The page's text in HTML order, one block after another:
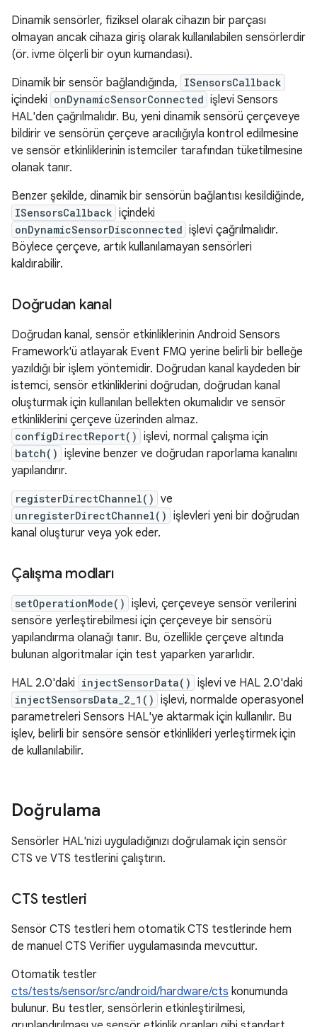
Dinamik sensörler, fiziksel olarak cihazın bir parçası
olmayan ancak cihaza giriş olarak kullanılabilen sensörlerdir
(ör. ivme ölçerli bir oyun kumandası).
Dinamik bir sensör bağlandığında, ISensorsCallback
içindeki onDynamicSensorConnected işlevi Sensors
HAL'den çağrılmalıdır. Bu, yeni dinamik sensörü çerçeveye
bildirir ve sensörün çerçeve aracılığıyla kontrol edilmesine
ve sensör etkinliklerinin istemciler tarafından tüketilmesine
olanak tanır.
Benzer şekilde, dinamik bir sensörün bağlantısı kesildiğinde,
ISensorsCallback içindeki
onDynamicSensorDisconnected işlevi çağrılmalıdır.
Böylece çerçeve, artık kullanılamayan sensörleri
kaldırabilir.
Doğrudan kanal
Doğrudan kanal, sensör etkinliklerinin Android Sensors
Framework'ü atlayarak Event FMQ yerine belirli bir belleğe
yazıldığı bir işlem yöntemidir. Doğrudan kanal kaydeden bir
istemci, sensör etkinliklerini doğrudan, doğrudan kanal
oluşturmak için kullanılan bellekten okumalıdır ve sensör
etkinliklerini çerçeve üzerinden almaz.
configDirectReport() işlevi, normal çalışma için
batch() işlevine benzer ve doğrudan raporlama kanalını
yapılandırır.
registerDirectChannel() ve
unregisterDirectChannel() işlevleri yeni bir doğrudan
kanal oluşturur veya yok eder.
Çalışma modları
setOperationMode() işlevi, çerçeveye sensör verilerini
sensöre yerleştirebilmesi için çerçeveye bir sensörü
yapılandırma olanağı tanır. Bu, özellikle çerçeve altında
bulunan algoritmalar için test yaparken yararlıdır.
HAL 2.0'daki injectSensorData() işlevi ve HAL 2.0'daki
injectSensorsData_2_1() işlevi, normalde operasyonel
parametreleri Sensors HAL'ye aktarmak için kullanılır. Bu
işlev, belirli bir sensöre sensör etkinlikleri yerleştirmek için
de kullanılabilir.
Doğrulama
Sensörler HAL'nizi uyguladığınızı doğrulamak için sensör
CTS ve VTS testlerini çalıştırın.
CTS testleri
Sensör CTS testleri hem otomatik CTS testlerinde hem
de manuel CTS Verifier uygulamasında mevcuttur.
Otomatik testler
cts/tests/sensor/src/android/hardware/cts konumunda
bulunur. Bu testler, sensörlerin etkinleştirilmesi,